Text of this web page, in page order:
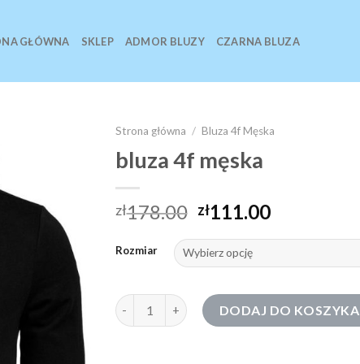
GŁÓWNA SKLEP ADMOR BLUZY CZARNA BLUZA
Strona główna / Bluza 4f Męska
bluza 4f męska
zł178.00 zł111.00
Rozmiar
ilość bluza 4f męska DODAJ DO KOSZYKA